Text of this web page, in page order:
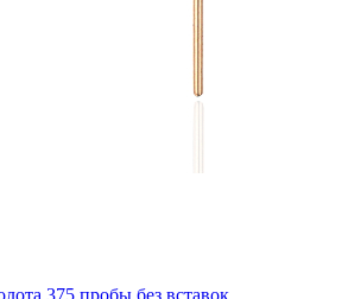
375 пробы без вставок